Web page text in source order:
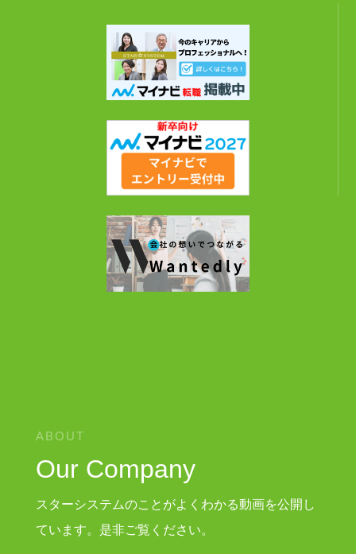
ABOUT
Our Company
スターシステムのことがよくわかる動画を公開し
ています。是非ご覧ください。